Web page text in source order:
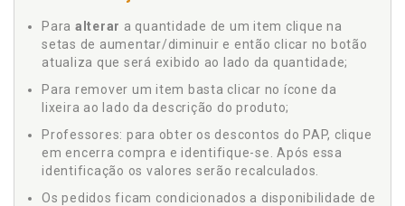
Para alterar a quantidade de um item clique na
setas de aumentar/diminuir e então clicar no botão
atualiza que será exibido ao lado da quantidade;
Para remover um item basta clicar no ícone da
lixeira ao lado da descrição do produto;
Professores: para obter os descontos do PAP, clique
em encerra compra e identifique-se. Após essa
identificação os valores serão recalculados.
Os pedidos ficam condicionados a disponibilidade de